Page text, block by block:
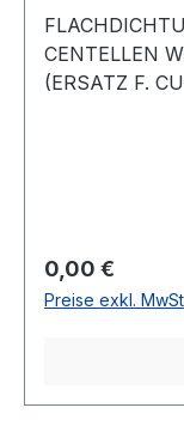
CENTELLEN
(ERSATZ F.
Regulärer
0,00 €
Preise exkl.